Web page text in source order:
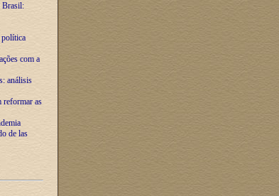
Brasil:
com a
análisis
reformar as
de las